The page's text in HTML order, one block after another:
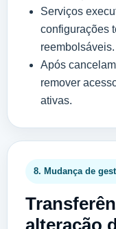
Serviços
configurações
reembolsáveis.
Após
remover
ativas.
8. Mudança de
alteração